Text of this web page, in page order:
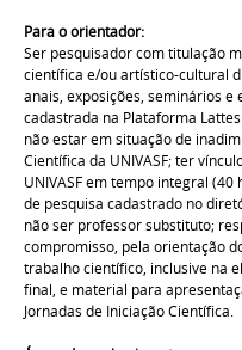
Para o orientador:
Ser pesquisador com titulação
científica e/ou artístico-cultural
anais, exposições, seminários
cadastrada na Plataforma
não estar em situação de
Científica da UNIVASF; ter
UNIVASF em tempo integral
de pesquisa cadastrado no
não ser professor substituto;
compromisso, pela orientação
trabalho científico, inclusive na
final, e material para
Jornadas de Iniciação Científica.